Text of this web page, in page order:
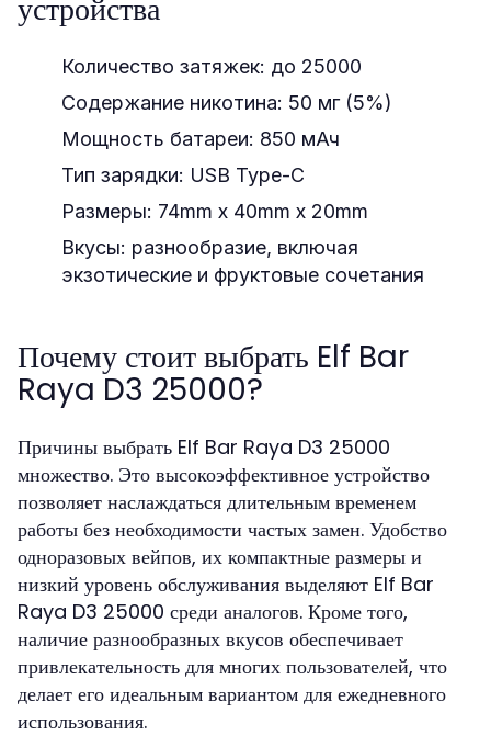
устройства
Количество затяжек: до 25000
Содержание никотина: 50 мг (5%)
Мощность батареи: 850 мАч
Тип зарядки: USB Type-C
Размеры: 74mm x 40mm x 20mm
Вкусы: разнообразие, включая
экзотические и фруктовые сочетания
Почему стоит выбрать Elf Bar
Raya D3 25000?
Причины выбрать Elf Bar Raya D3 25000
множество. Это высокоэффективное устройство
позволяет наслаждаться длительным временем
работы без необходимости частых замен. Удобство
одноразовых вейпов, их компактные размеры и
низкий уровень обслуживания выделяют Elf Bar
Raya D3 25000 среди аналогов. Кроме того,
наличие разнообразных вкусов обеспечивает
привлекательность для многих пользователей, что
делает его идеальным вариантом для ежедневного
использования.